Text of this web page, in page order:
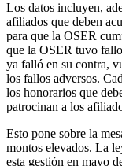
Los datos incluyen,
afiliados que deben
para que la OSER
que la OSER tuvo
ya falló en su contra,
los fallos adversos.
los honorarios que
patrocinan a los
Esto pone sobre la
montos elevados. La
esta gestión en mayo